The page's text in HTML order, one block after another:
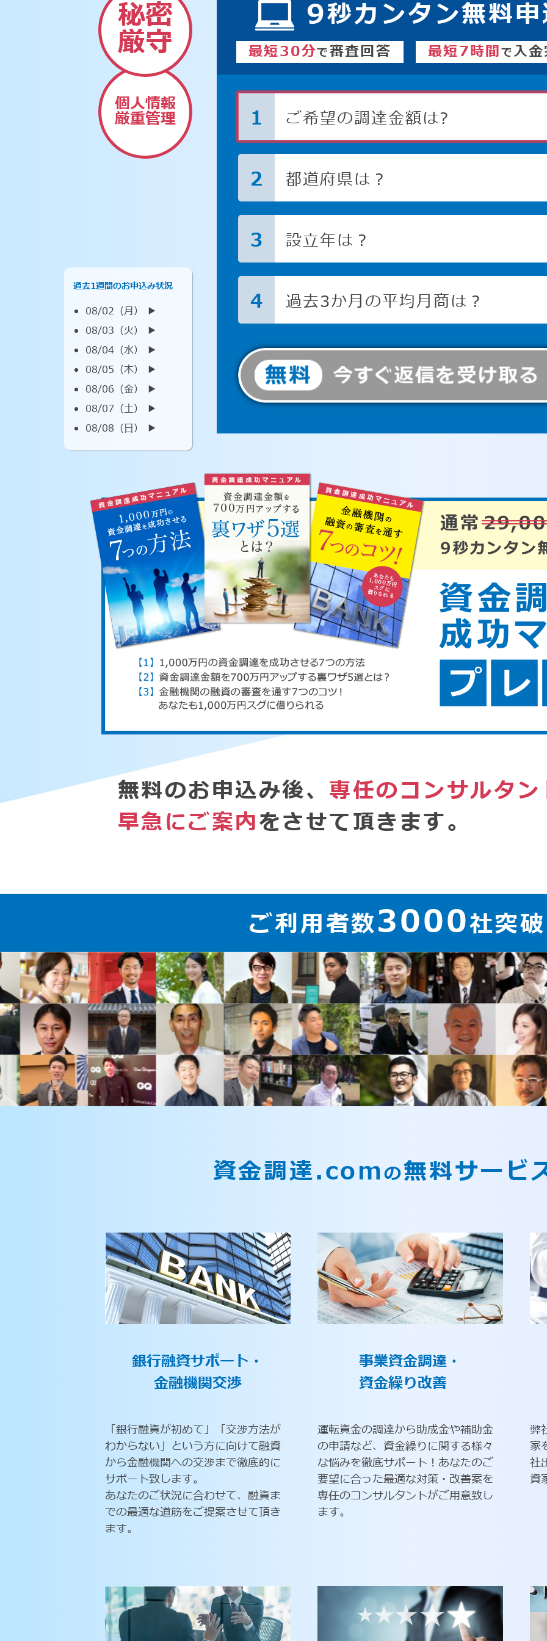
秘密
厳守
個人情報
厳重管理
過去1週間のお申込み状況
08/02（月） ▶︎
08/03（火） ▶︎
08/04（水） ▶︎
08/05（木） ▶︎
08/06（金） ▶︎
08/07（土） ▶︎
08/08（日） ▶︎
9秒カンタン無料
最短30分で審査回答 最短7時間で入
1 ご希望の調達金額は?
2 都道府県は？
3 設立年は？
4 過去3か月の平均月商は？
無料のお申込み後、 専任のコンサルタ
早急にご案内をさせて頂きます。
ご利用者数3000社突
資金調達.comの無料サービ
銀行融資サポート・
金融機関交渉
「銀行融資が初めて」「交渉方法が
わからない」という方に向けて融資
から金融機関への交渉まで徹底的に
サポート致します。
あなたのご状況に合わせて、融資ま
での最適な道筋をご提案させて頂き
ます。
事業資金調達・
資金繰り改善
運転資金の調達から助成金や補助金
の申請など、資金繰りに関する様々
な悩みを徹底サポート！あなたのご
要望に合った最適な対策・改善案を
専任のコンサルタントがご用意致し
ます。
弊
家
社
資